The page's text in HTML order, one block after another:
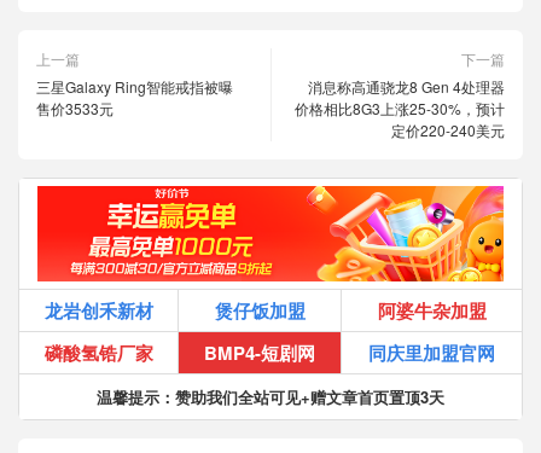
上一篇
三星Galaxy Ring智能戒指被曝
售价3533元
下一篇
消息称高通骁龙8 Gen 4处理器
价格相比8G3上涨25-30%，预计
定价220-240美元
龙岩创禾新材 煲仔饭加盟
阿婆牛杂加盟
磷酸氢锆厂家
BMP4-短剧网 同庆里加盟官网
温馨提示：赞助我们全站可见+赠文章首页置顶3天